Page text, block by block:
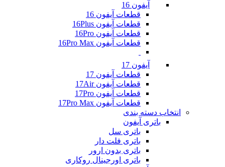
آیفون 16
قطعات آیفون 16
قطعات آیفون 16Plus
قطعات آیفون 16Pro
قطعات آیفون 16Pro Max
آیفون 17
قطعات آیفون 17
قطعات آیفون 17Air
قطعات آیفون 17Pro
قطعات آیفون 17Pro Max
انتخاب دسته بندی
باتری آیفون
باتری سل
باتری فلت دار
باتری بدون ارور
باتری اورجینال روکاری